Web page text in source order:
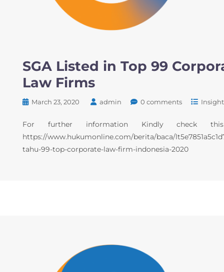
SGA Listed in Top 99
Law Firms
March 23, 2020 admin 0 comments Insight
For further information Kindly check
https://www.hukumonline.com/berita/baca/
tahu-99-top-corporate-law-firm-indonesia-2020